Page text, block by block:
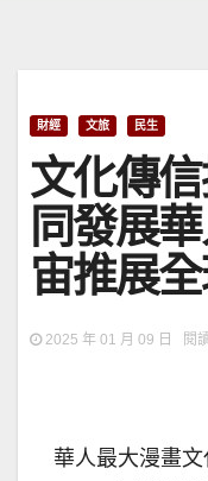
財經 文旅 民生
文化傳
同發展
宙推展
2025 年 01 月 09 日 閱
華人最大漫畫